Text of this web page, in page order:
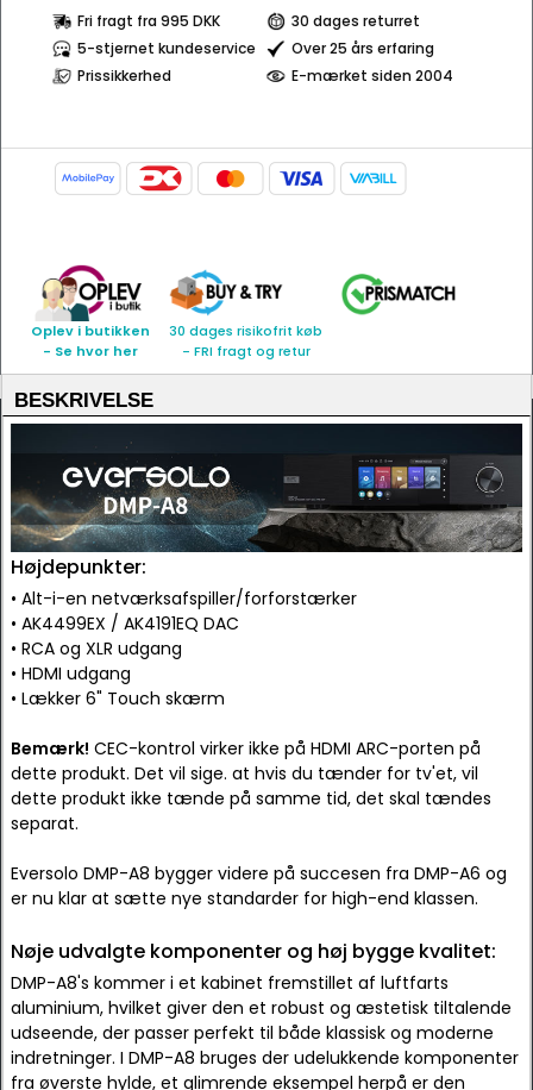
Fri fragt fra 995 DKK
30 dages returret
5-stjernet kundeservice
Over 25 års erfaring
Prissikkerhed
E-mærket siden 2004
Oplev i butikken
- Se hvor her
30 dages risikofrit køb
- FRI fragt og retur
BESKRIVELSE
Højdepunkter:
• Alt-i-en netværksafspiller/forforstærker
• AK4499EX / AK4191EQ DAC
• RCA og XLR udgang
• HDMI udgang
• Lækker 6" Touch skærm
Bemærk! CEC-kontrol virker ikke på HDMI ARC-porten på
dette produkt. Det vil sige. at hvis du tænder for tv'et, vil
dette produkt ikke tænde på samme tid, det skal tændes
separat.
Eversolo DMP-A8 bygger videre på succesen fra DMP-A6 og
er nu klar at sætte nye standarder for high-end klassen.
Nøje udvalgte komponenter og høj bygge kvalitet:
DMP-A8's kommer i et kabinet fremstillet af luftfarts
aluminium, hvilket giver den et robust og æstetisk tiltalende
udseende, der passer perfekt til både klassisk og moderne
indretninger. I DMP-A8 bruges der udelukkende komponenter
fra øverste hylde, et glimrende eksempel herpå er den